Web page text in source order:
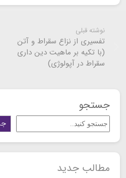
نوشته قبلی
تفسیری از نزاع سقراط و آتن
(با تکیه بر ماهیت دین داری
سقراط در آپولوژی)
جستجو
مطالب جدید